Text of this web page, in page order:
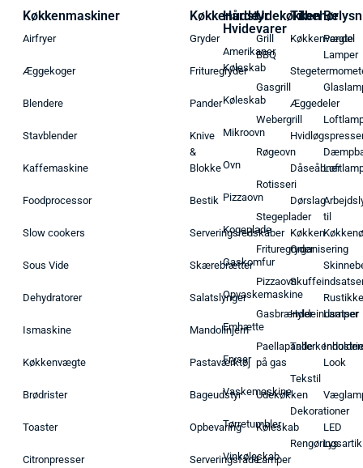
Køkkenmaskiner
Airfryer
Æggekoger
Blendere
Stavblender
Kaffemaskine
Foodprocessor
Slow cookers
Sous Vide
Dehydratorer
Ismaskine
Køkkenvægte
Brødrister
Toaster
Citronpresser
Køkkenudstyr
Gryder
Frituregryder
Pander
Knive
&
Blokke
Bestik
Serveringsredskaber
Skærebrætter
Salatslynger
Mandolinjern
Pastaværktøj
Bageudstyr
Opbevaring
Serveringsfade
Hårde
Hvidevarer
Amerikaner
Køleskab
Køleskab
Mikroovn
Ovn
Pizzaovn
Kogeplade
Gaskomfur
Opvaskemaskine
Emhætte
Fryser
Vaskemaskine
Tørretumbler
Vinkøleskab
Udekøkken
Grill
BBQ
Gasgrill
Webergrill
Røgeovn
Rotisseri
Stegeplader
Frituregryder
Pizzaovn
Gasbrænder
Paellapande
på gas
Udekøkken
Køleskab
Lamper
Tilbehør
Køkkenvægte
Æggedeler
Dåseåbner
Dørslag
Køkken
Organisering
Hyldeindsatser
Tekstil
Dekorationer
Pendel
Lamper
til
Rustikke
Lamper
Look
LED
Lys